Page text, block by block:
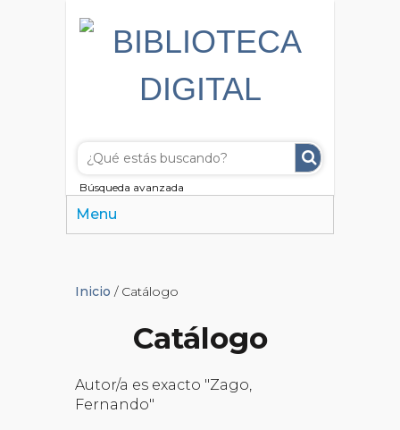
Búsqueda avanzada
Menu
Inicio / Catálogo
Catálogo
Autor/a es exacto "Zago,
Fernando"